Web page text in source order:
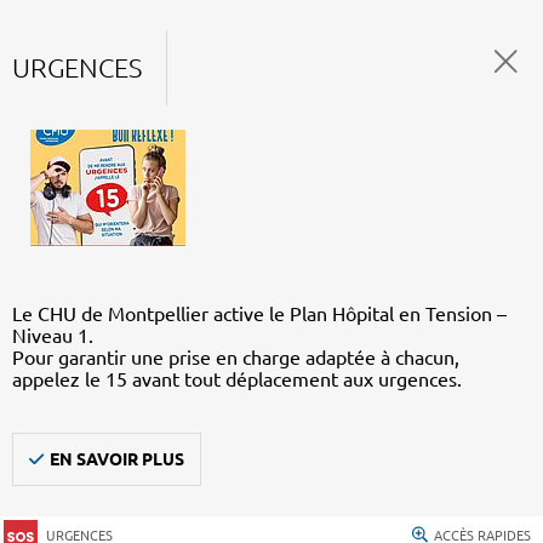
URGENCES
Le CHU de Montpellier active le Plan Hôpital en Tension –
Niveau 1.
Pour garantir une prise en charge adaptée à chacun,
appelez le 15 avant tout déplacement aux urgences.
EN SAVOIR PLUS
URGENCES ACCÈS RAPIDES